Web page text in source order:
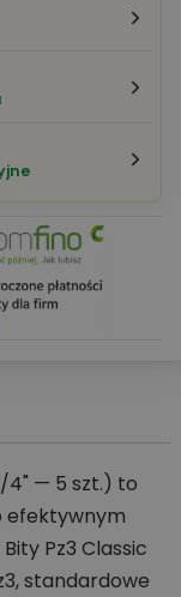
4" — 5 szt.) to
efektywnym
Pz3 Classic
standardowe